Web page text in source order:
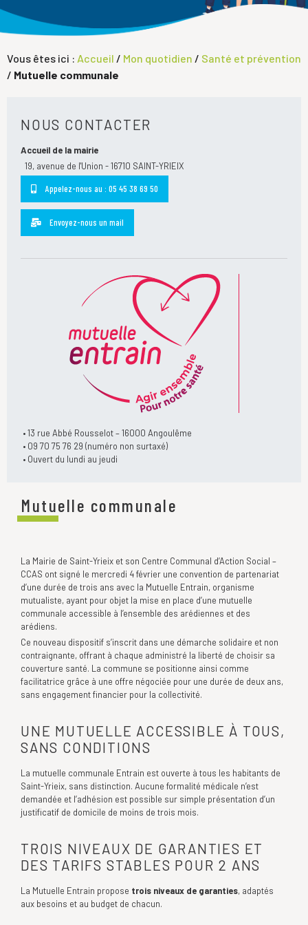
Vous êtes ici : Accueil / Mon quotidien / Santé et prévention
/ Mutuelle communale
Mutuelle communale
La Mairie de Saint-Yrieix et son Centre Communal d’Action Social –
CCAS ont signé le mercredi 4 février une convention de partenariat
d’une durée de trois ans avec la Mutuelle Entrain, organisme
mutualiste, ayant pour objet la mise en place d’une mutuelle
communale accessible à l’ensemble des arédiennes et des
arédiens.
Ce nouveau dispositif s’inscrit dans une démarche solidaire et non
contraignante, offrant à chaque administré la liberté de choisir sa
couverture santé. La commune se positionne ainsi comme
facilitatrice grâce à une offre négociée pour une durée de deux ans,
sans engagement financier pour la collectivité.
UNE MUTUELLE ACCESSIBLE À TOUS,
SANS CONDITIONS
La mutuelle communale Entrain est ouverte à tous les habitants de
Saint-Yrieix, sans distinction. Aucune formalité médicale n’est
demandée et l’adhésion est possible sur simple présentation d’un
justificatif de domicile de moins de trois mois.
TROIS NIVEAUX DE GARANTIES ET
DES TARIFS STABLES POUR 2 ANS
La Mutuelle Entrain propose trois niveaux de garanties, adaptés
aux besoins et au budget de chacun.
NOUS CONTACTER
Accueil de la mairie
19, avenue de l'Union - 16710 SAINT-YRIEIX
Appelez-nous au : 05 45 38 69 50
Envoyez-nous un mail
• 13 rue Abbé Rousselot – 16000 Angoulême
• 09 70 75 76 29 (numéro non surtaxé)
• Ouvert du lundi au jeudi